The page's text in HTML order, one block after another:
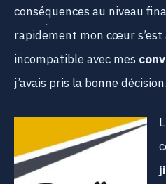
conséquences au niveau
rapidement mon cœur
incompatible avec mes
j’avais pris la bonne décision.